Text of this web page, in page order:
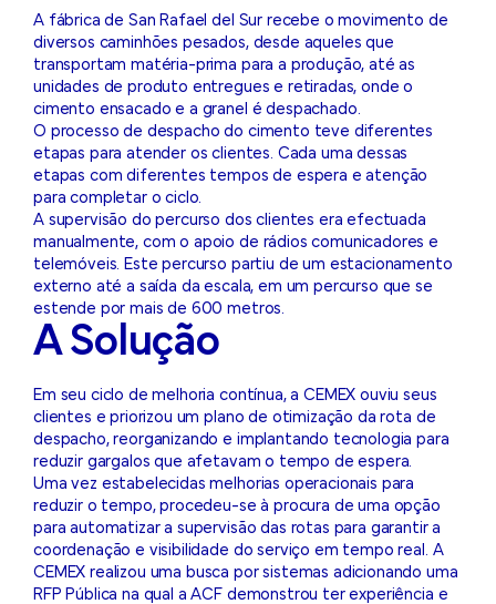
A fábrica de San Rafael del Sur recebe o movimento de
diversos caminhões pesados, desde aqueles que
transportam matéria-prima para a produção, até as
unidades de produto entregues e retiradas, onde o
cimento ensacado e a granel é despachado.
O processo de despacho do cimento teve diferentes
etapas para atender os clientes. Cada uma dessas
etapas com diferentes tempos de espera e atenção
para completar o ciclo.
A supervisão do percurso dos clientes era efectuada
manualmente, com o apoio de rádios comunicadores e
telemóveis. Este percurso partiu de um estacionamento
externo até a saída da escala, em um percurso que se
estende por mais de 600 metros.
A Solução
Em seu ciclo de melhoria contínua, a CEMEX ouviu seus
clientes e priorizou um plano de otimização da rota de
despacho, reorganizando e implantando tecnologia para
reduzir gargalos que afetavam o tempo de espera.
Uma vez estabelecidas melhorias operacionais para
reduzir o tempo, procedeu-se à procura de uma opção
para automatizar a supervisão das rotas para garantir a
coordenação e visibilidade do serviço em tempo real. A
CEMEX realizou uma busca por sistemas adicionando uma
RFP Pública na qual a ACF demonstrou ter experiência e